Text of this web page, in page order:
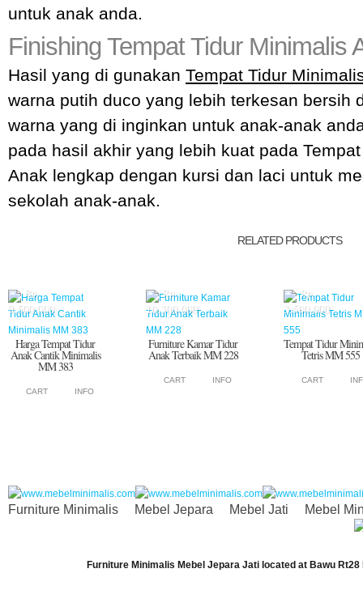
untuk anak anda.
Finishing Tempat Tidur Minimalis
Hasil yang di gunakan Tempat Tidur
warna putih duco yang lebih terkesan bersih
warna yang di inginkan untuk anak-anak
pada hasil akhir yang lebih kuat pada
Anak lengkap dengan kursi dan laci untuk
sekolah anak-anak.
RELATED PRODUCTS
Rp.
9.500.000
Harga Tempat Tidur
Anak Cantik Minimalis
MM 383
CART INFO
Rp.
10.300.000
Furniture Kamar Tidur
Anak Terbaik MM 228
CART INFO
Rp.
3.500.000
Tempat Tidur
Tetris MM 555
CART
Furniture Minimalis Mebel Jepara Mebel Jati Mebel
Furniture Minimalis Mebel Jepara Jati located at Bawu Rt28